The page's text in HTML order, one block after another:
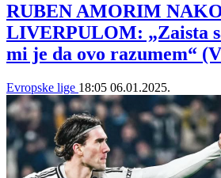
RUBEN AMORIM
LIVERPULOM: „Zaista
mi je da ovo razumem“
Evropske lige 18:05 06.01.2025.